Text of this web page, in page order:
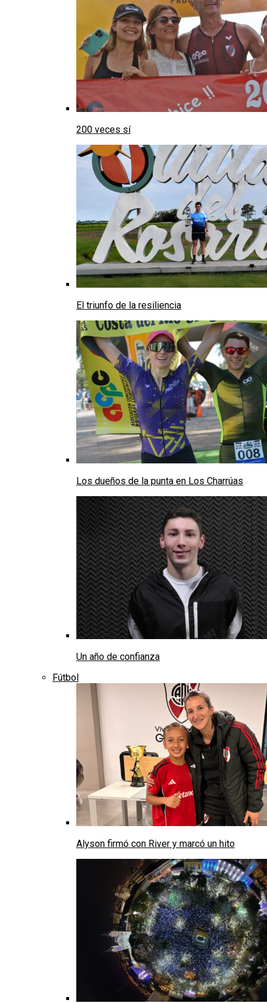
200 veces sí
El triunfo de la resiliencia
Los dueños de la punta en Los Charrúas
Un año de confianza
Fútbol
Alyson firmó con River y marcó un hito